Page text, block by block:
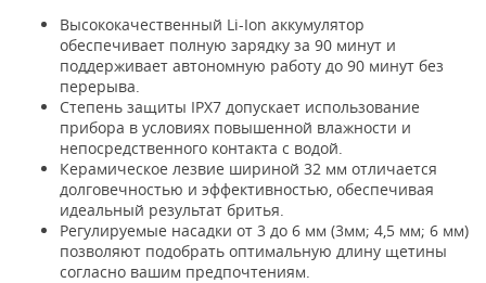
Высококачественный Li-Ion аккумулятор
обеспечивает полную зарядку за 90 минут и
поддерживает автономную работу до 90 минут без
перерыва.
Степень защиты IPX7 допускает использование
прибора в условиях повышенной влажности и
непосредственного контакта с водой.
Керамическое лезвие шириной 32 мм отличается
долговечностью и эффективностью, обеспечивая
идеальный результат бритья.
Регулируемые насадки от 3 до 6 мм (3мм; 4,5 мм; 6 мм)
позволяют подобрать оптимальную длину щетины
согласно вашим предпочтениям.